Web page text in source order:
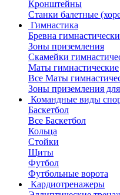
Кронштейны
Станки балетные
Гимнастика
Бревна
Зоны приземления
Скамейки
Маты гимнастические
Все Маты
Зоны приземления
Командные виды
Баскетбол
Все Баскетбол
Кольца
Стойки
Щиты
Футбол
Футбольные ворота
Кардиотренажеры